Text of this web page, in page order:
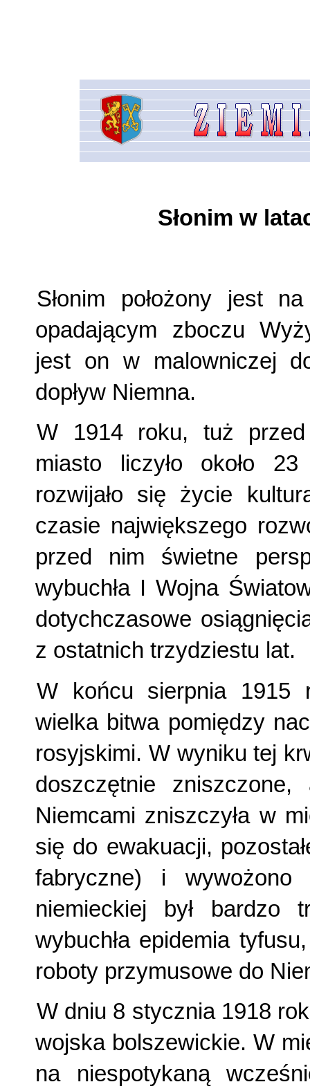
Słonim w
Słonim położony jest na
opadającym zboczu
jest on w malowniczej
dopływ Niemna.
W 1914 roku, tuż
miasto liczyło około
rozwijało się życie
czasie największego
przed nim świetne
wybuchła I Wojna
dotychczasowe
z ostatnich trzydziestu lat.
W końcu sierpnia 1915
wielka bitwa pomiędzy
rosyjskimi. W wyniku tej
doszczętnie
Niemcami zniszczyła w
się do ewakuacji,
fabryczne) i
niemieckiej był bardzo
wybuchła epidemia
roboty przymusowe do
W dniu 8 stycznia 1918
wojska bolszewickie. W
na niespotykaną